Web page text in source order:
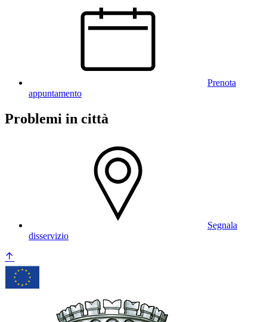
Prenota
appuntamento
Problemi in città
Segnala
disservizio